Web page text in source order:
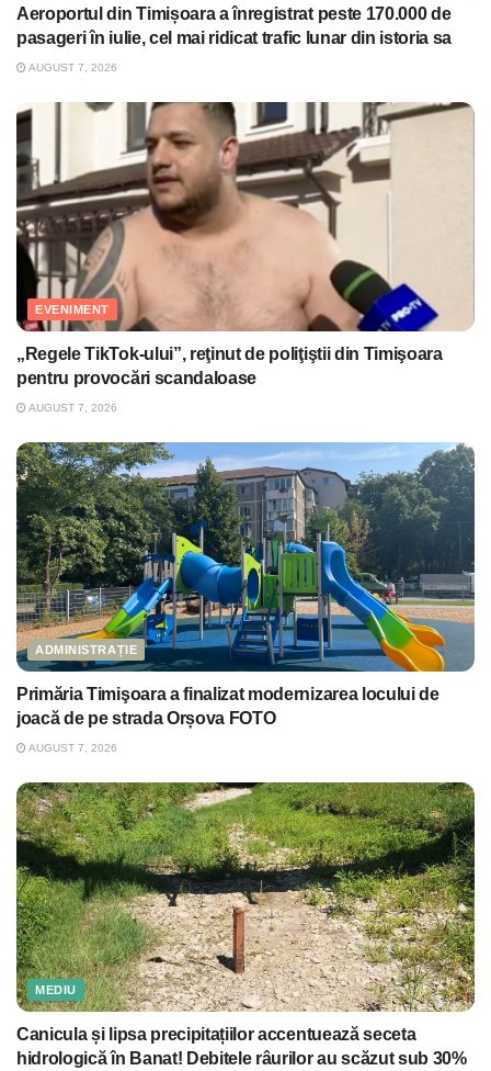
Aeroportul din Timișoara a înregistrat peste 170.000 de
pasageri în iulie, cel mai ridicat trafic lunar din istoria sa
AUGUST 7, 2026
EVENIMENT
„Regele TikTok-ului”, reţinut de poliţiştii din Timişoara
pentru provocări scandaloase
AUGUST 7, 2026
ADMINISTRAȚIE
Primăria Timişoara a finalizat modernizarea locului de
joacă de pe strada Orșova FOTO
AUGUST 7, 2026
MEDIU
Canicula și lipsa precipitațiilor accentuează seceta
hidrologică în Banat! Debitele râurilor au scăzut sub 30%